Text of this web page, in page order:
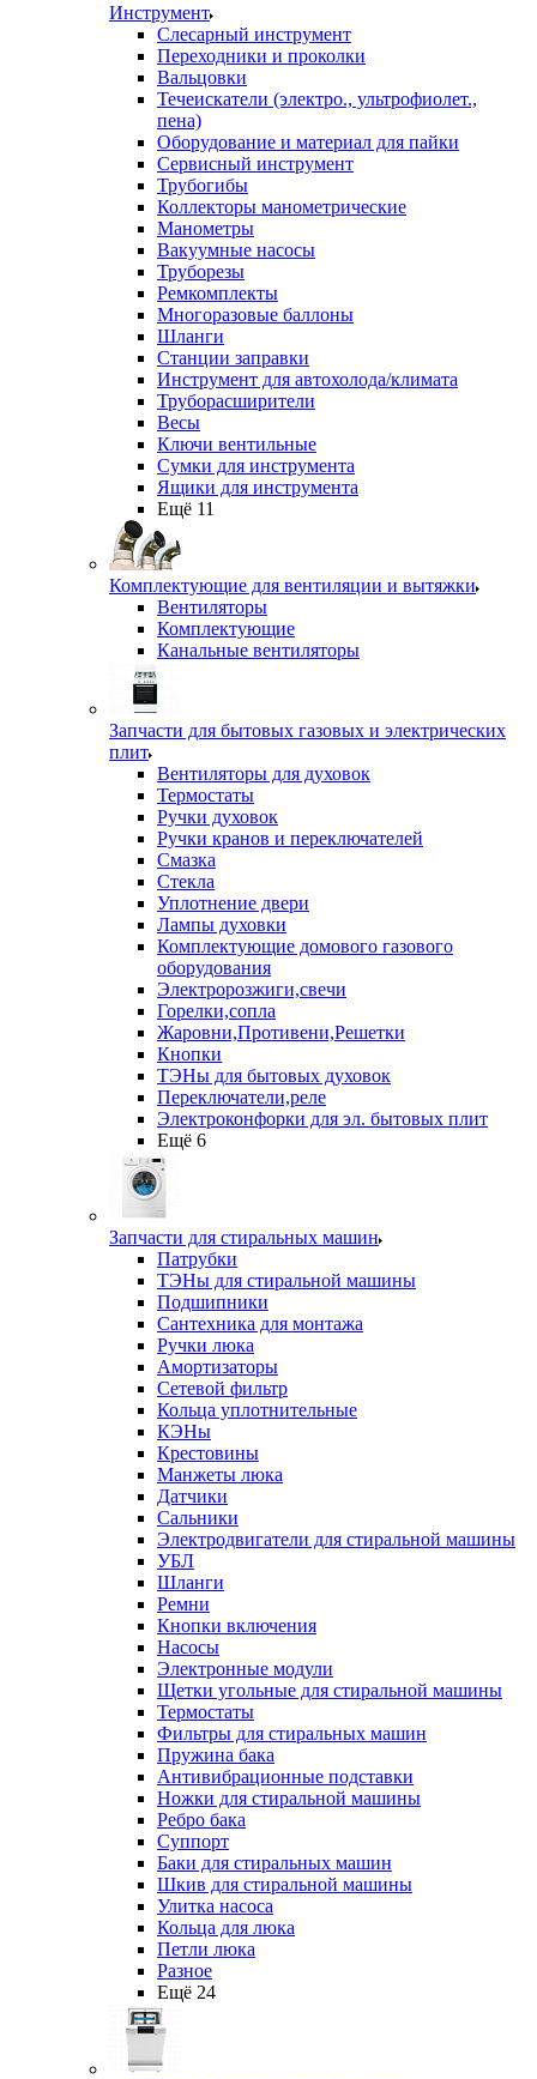
Инструмент
Слесарный инструмент
Переходники и проколки
Вальцовки
Течеискатели (электро., ультрофиолет.,
пена)
Оборудование и материал для пайки
Сервисный инструмент
Трубогибы
Коллекторы манометрические
Манометры
Вакуумные насосы
Труборезы
Ремкомплекты
Многоразовые баллоны
Шланги
Станции заправки
Инструмент для автохолода/климата
Труборасширители
Весы
Ключи вентильные
Сумки для инструмента
Ящики для инструмента
Ещё 11
Комплектующие для вентиляции и вытяжки
Вентиляторы
Комплектующие
Канальные вентиляторы
Запчасти для бытовых газовых и электрических
плит
Вентиляторы для духовок
Термостаты
Ручки духовок
Ручки кранов и переключателей
Смазка
Стекла
Уплотнение двери
Лампы духовки
Комплектующие домового газового
оборудования
Электророзжиги,свечи
Горелки,сопла
Жаровни,Противени,Решетки
Кнопки
ТЭНы для бытовых духовок
Переключатели,реле
Электроконфорки для эл. бытовых плит
Ещё 6
Запчасти для стиральных машин
Патрубки
ТЭНы для стиральной машины
Подшипники
Сантехника для монтажа
Ручки люка
Амортизаторы
Сетевой фильтр
Кольца уплотнительные
КЭНы
Крестовины
Манжеты люка
Датчики
Сальники
Электродвигатели для стиральной машины
УБЛ
Шланги
Ремни
Кнопки включения
Насосы
Электронные модули
Щетки угольные для стиральной машины
Термостаты
Фильтры для стиральных машин
Пружина бака
Антивибрационные подставки
Ножки для стиральной машины
Ребро бака
Суппорт
Баки для стиральных машин
Шкив для стиральной машины
Улитка насоса
Кольца для люка
Петли люка
Разное
Ещё 24